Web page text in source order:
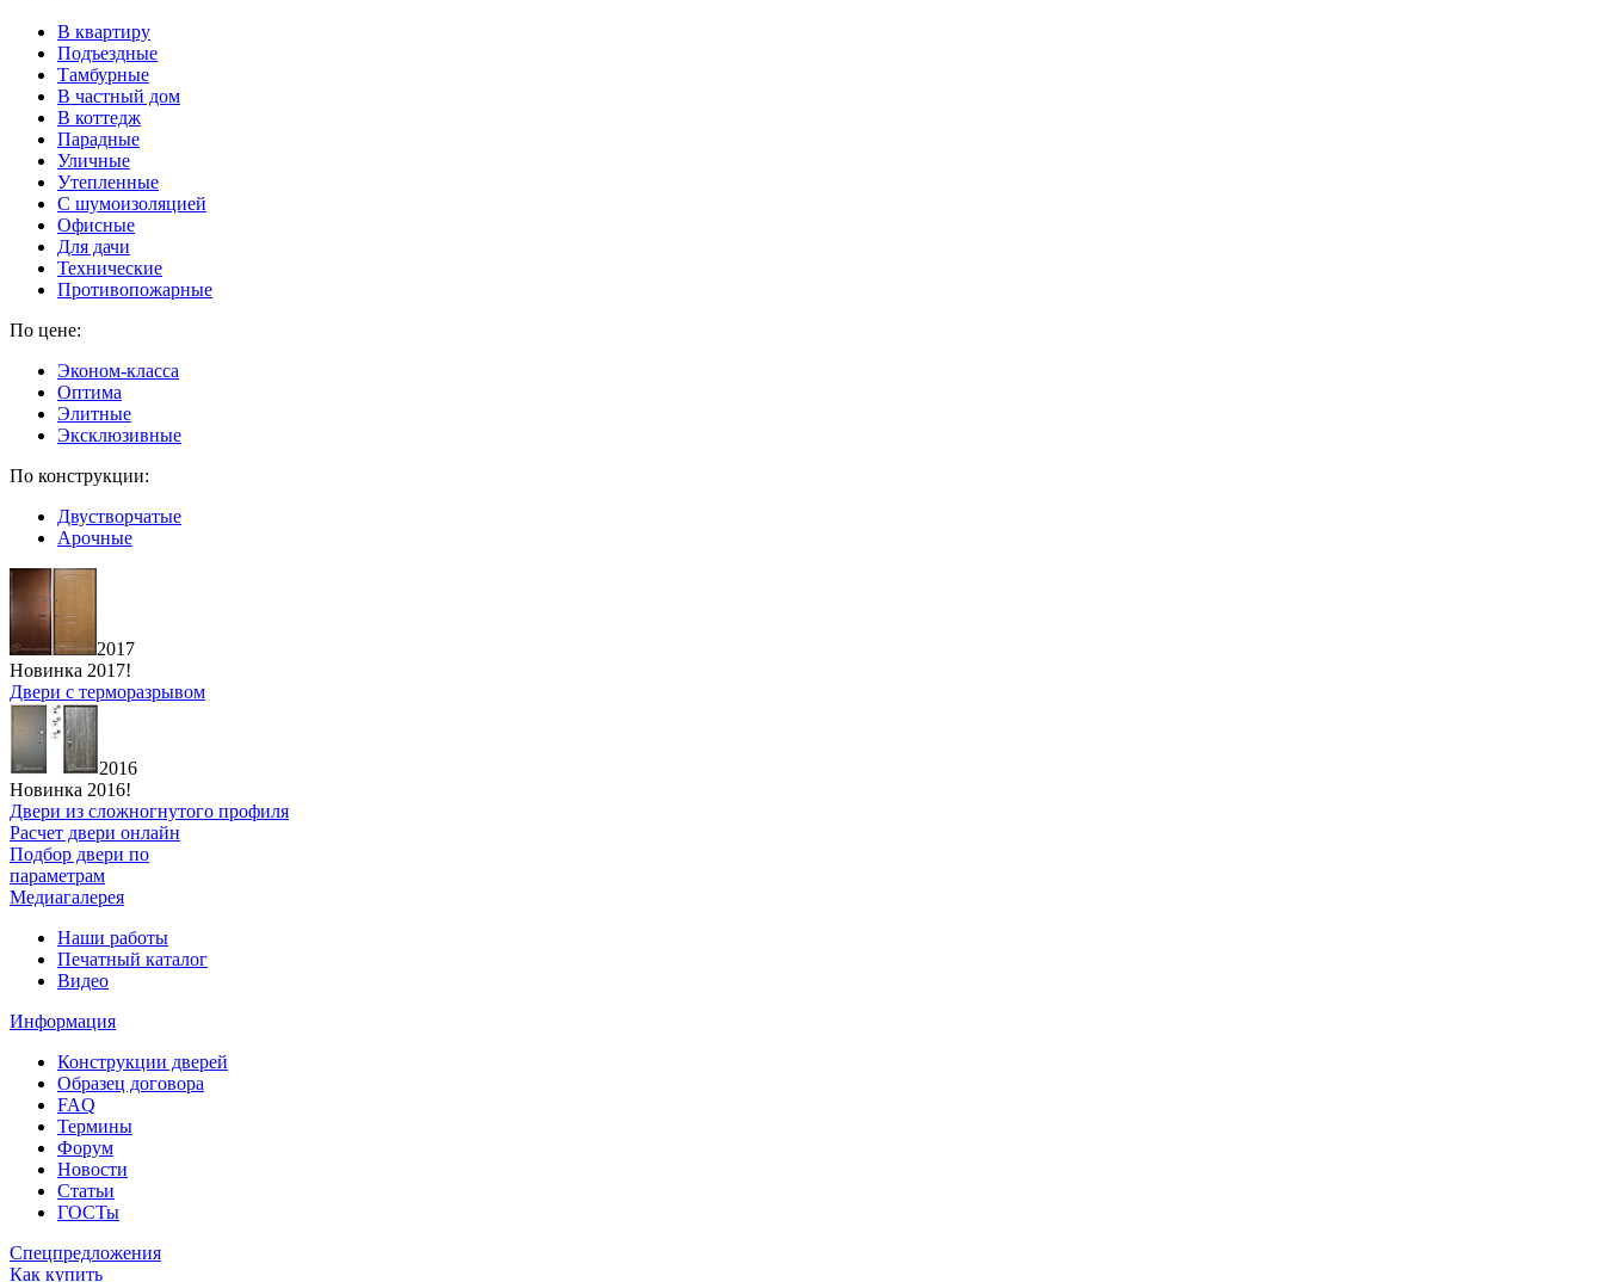
В квартиру
Подъездные
Тамбурные
В частный дом
В коттедж
Парадные
Уличные
Утепленные
C шумоизоляцией
Офисные
Для дачи
Технические
Противопожарные
По цене:
Эконом-класса
Оптима
Элитные
Эксклюзивные
По конструкции:
Двустворчатые
Арочные
2017
Новинка 2017!
Двери с терморазрывом
2016
Новинка 2016!
Двери из сложногнутого профиля
Расчет двери онлайн
Подбор двери по
параметрам
Медиагалерея
Наши работы
Печатный каталог
Видео
Информация
Конструкции дверей
Образец договора
FAQ
Термины
Форум
Новости
Статьи
ГОСТы
Спецпредложения
Как купить